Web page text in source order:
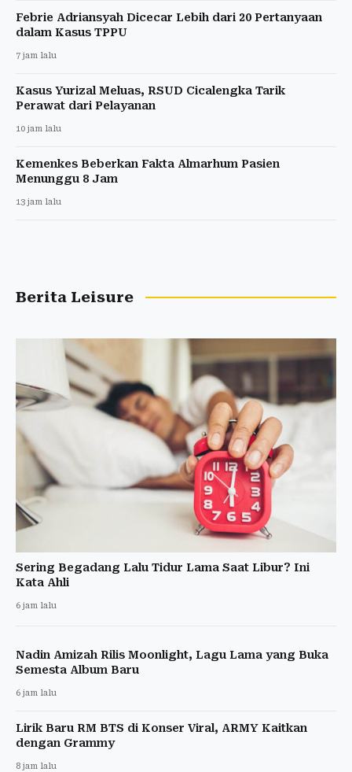
Febrie Adriansyah Dicecar Lebih dari 20 Pertanyaan
dalam Kasus TPPU
7 jam lalu
Kasus Yurizal Meluas, RSUD Cicalengka Tarik
Perawat dari Pelayanan
10 jam lalu
Kemenkes Beberkan Fakta Almarhum Pasien
Menunggu 8 Jam
13 jam lalu
Berita Leisure
Sering Begadang Lalu Tidur Lama Saat Libur? Ini
Kata Ahli
6 jam lalu
Nadin Amizah Rilis Moonlight, Lagu Lama yang Buka
Semesta Album Baru
6 jam lalu
Lirik Baru RM BTS di Konser Viral, ARMY Kaitkan
dengan Grammy
8 jam lalu